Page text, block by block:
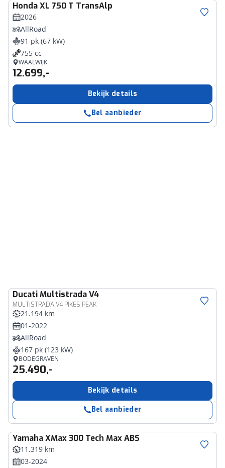
HondaXL 750 T TransAlp
2026
AllRoad
91 pk (67 kW)
755 cc
WAALWIJK
12.699,-
Bekijk details
Bel aanbieder
DucatiMultistrada V4
MULTISTRADA V4 PIKES PEAK
21.194 km
01-2022
AllRoad
167 pk (123 kW)
BODEGRAVEN
25.490,-
Bekijk details
Bel aanbieder
YamahaXMax 300 Tech Max ABS
11.319 km
03-2024